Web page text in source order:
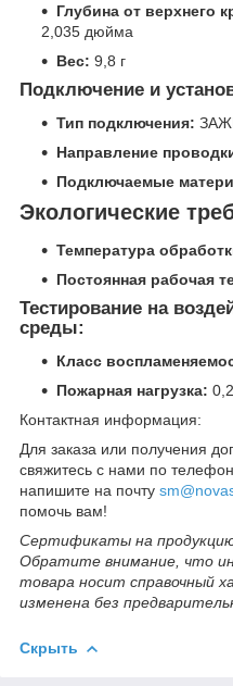
Глубина от верхнего
2,035 дюйма
Вес: 9,8 г
Подключение и
Тип подключения:
Направление
Подключаемые
Экологические
Температура
Постоянная рабочая
Тестирование на
среды:
Класс
Пожарная нагрузка:
Контактная информация:
Для заказа или получения
свяжитесь с нами по
напишите на почту
помочь вам!
Сертификаты на
Обратите внимание, что
товара носит справочный
изменена без
Скрыть